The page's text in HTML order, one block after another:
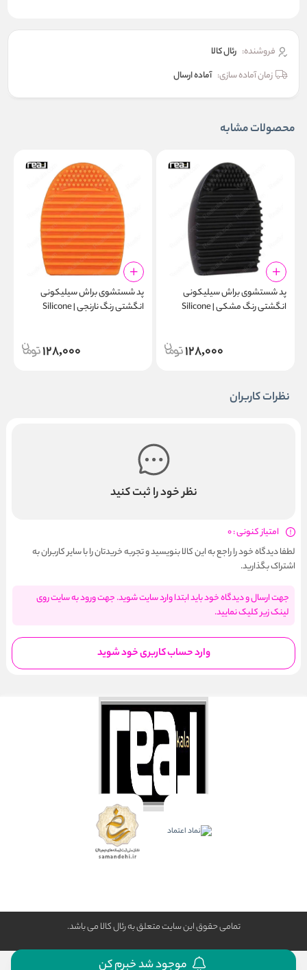
فروشنده: رئال كالا
زمان آماده سازی: آماده ارسال
محصولات مشابه
پد شستشوی براش سیلیکونی
انگشتی رنگ مشکی | Silicone
128,000
پد شستشوی براش سیلیکونی
انگشتی رنگ نارنجی | Silicone
128,000
نظرات کاربران
نظر خود را ثبت کنید
امتیاز کنونی : 0
لطفا دیدگاه خود را راجع به این کالا بنویسید و تجربه خریدتان را با سایر کاربران به
اشتراک بگذارید.
جهت ارسال و دیدگاه خود باید ابتدا وارد سایت شوید. جهت ورود به سایت روی
لینک زیر کلیک نمایید.
وارد حساب کاربری خود شوید
تمامی حقوق این سایت متعلق به رئال كالا می باشد.